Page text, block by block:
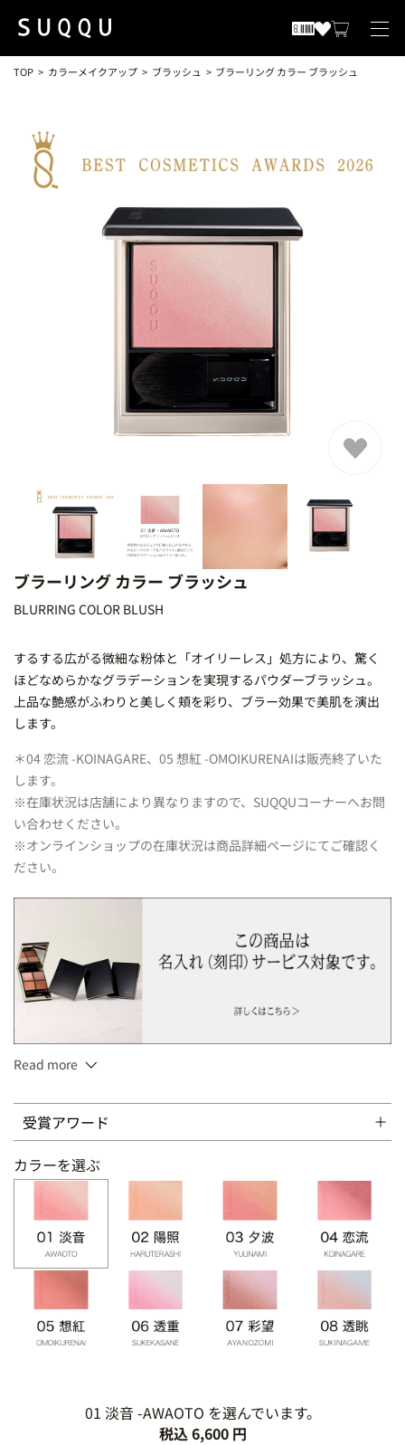
TOP カラーメイクアップ ブラッシュ ブラーリング カラー ブラッシュ
ブラーリング カラー ブラッシュ
BLURRING COLOR BLUSH
するする広がる微細な粉体と「オイリーレス」処方により、驚く
ほどなめらかなグラデーションを実現するパウダーブラッシュ。
上品な艶感がふわりと美しく頬を彩り、ブラー効果で美肌を演出
します。
＊04 恋流 -KOINAGARE、05 想紅 -OMOIKURENAIは販売終了いた
します。
※在庫状況は店舗により異なりますので、SUQQUコーナーへお問
い合わせください。
※オンラインショップの在庫状況は商品詳細ページにてご確認く
ださい。
ブラシ付
Read more
受賞アワード
カラーを選ぶ
01 淡音 -AWAOTO を選んでいます。
税込 6,600 円